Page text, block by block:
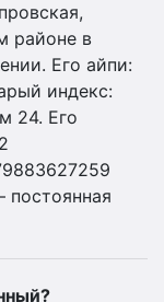
районе в
Его айпи:
индекс:
24. Его
постоянная